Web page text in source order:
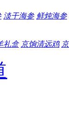
淡干海参 鲜炖海参
礼盒 京饷清远鸡